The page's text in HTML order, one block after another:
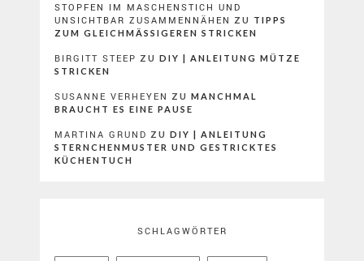
STOPFEN IM MASCHENSTICH UND
UNSICHTBAR ZUSAMMENNÄHEN
ZU TIPPS
ZUM GLEICHMÄSSIGEREN STRICKEN
BIRGITT STEEP ZU DIY | ANLEITUNG MÜTZE
STRICKEN
SUSANNE VERHEYEN ZU MANCHMAL
BRAUCHT ES EINE PAUSE
MARTINA GRUND ZU DIY | ANLEITUNG
STERNCHENMUSTER UND GESTRICKTES
KÜCHENTUCH
SCHLAGWÖRTER